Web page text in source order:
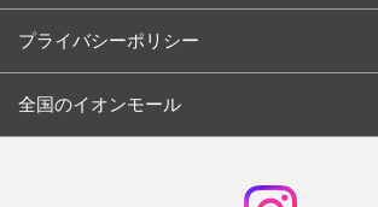
プライバシーポリシー
全国のイオンモール